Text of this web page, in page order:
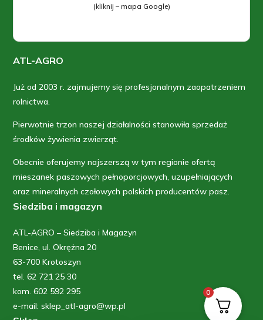
(kliknij – mapa Google)
ATL-AGRO
Już od 2003 r. zajmujemy się profesjonalnym zaopatrzeniem
rolnictwa.
Pierwotnie trzon naszej działalności stanowiła sprzedaż
środków żywienia zwierząt.
Obecnie oferujemy najszerszą w tym regionie ofertą
mieszanek paszowych pełnoporcjowych, uzupełniających
oraz mineralnych czołowych polskich producentów pasz.
Siedziba i magazyn
ATL-AGRO – Siedziba i Magazyn
Benice, ul. Okrężna 20
63-700 Krotoszyn
tel. 62 721 25 30
kom. 602 592 295
e-mail: sklep_atl-agro@wp.pl
0